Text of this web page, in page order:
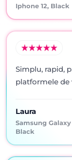
Iphone 12, Black
Simplu, rapid,
platformele de
Laura
Samsung
Black